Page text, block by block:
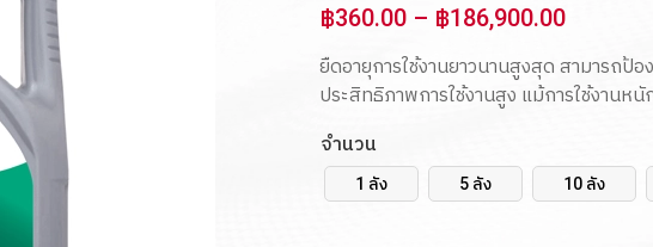
฿360.00 – ฿186,900.00
ยืดอายุการใช้งานยาวนานสูงสุด สามารถป้
ประสิทธิภาพการใช้งานสูง แม้การใช้งานหนั
จำนวน
1 ลัง 5 ลัง 10 ลัง